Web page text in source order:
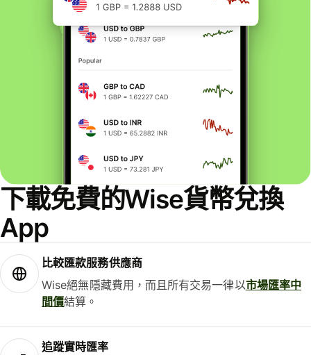
下載免費的Wise貨幣兌換
App
比較匯款服務供應商
Wise絕無隱藏費用，而且所有交易一律以市場匯率中
間價結算。
追蹤實時匯率